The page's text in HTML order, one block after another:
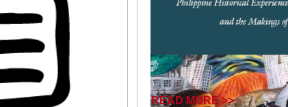
READ MORE >>